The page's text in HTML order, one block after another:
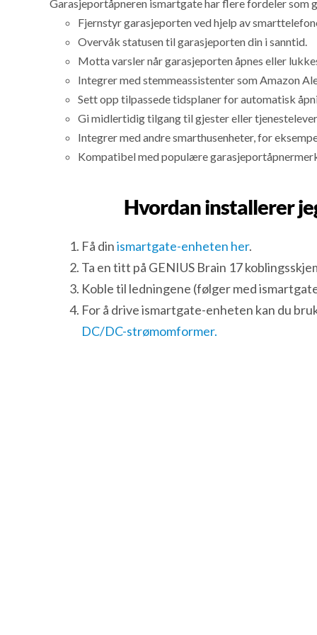
Garasjeportåpneren ismartgate har flere fordeler som
Fjernstyr garasjeporten ved hjelp av
Overvåk statusen til garasjeporten din i sanntid.
Motta varsler når garasjeporten åpnes eller
Integrer med stemmeassistenter som Amazon
Sett opp tilpassede tidsplaner for automatisk
Gi midlertidig tilgang til gjester eller
Integrer med andre smarthusenheter, for
Kompatibel med populære
Hvordan installerer
Få dinismartgate-enheten her.
Ta en titt på GENIUS Brain 17
Koble til ledningene (følger med
For å drive ismartgate-enheten kan du
DC/DC-strømomformer.